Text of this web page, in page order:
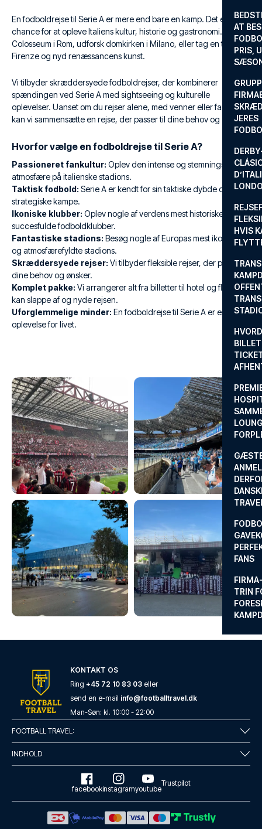
AT
PRIS,
JERES
HVIS
FANS
TRIN
En fodboldrejse til Serie A er mere end bare en kamp. Det er en
chance for at opleve Italiens kultur, historie og gastronomi. Besøg
Colosseum i Rom, udforsk domkirken i Milano, eller tag en tur til
Firenze og nyd renæssancens kunst.
Vi tilbyder skræddersyede fodboldrejser, der kombinerer
spændingen ved Serie A med sightseeing og kulturelle
oplevelser. Uanset om du rejser alene, med venner eller familie,
kan vi sammensætte en rejse, der passer til dine behov og ønsker.
Hvorfor vælge en fodboldrejse til Serie A?
Passioneret fankultur: Oplev den intense og stemningsfyldte
atmosfære på italienske stadions.
Taktisk fodbold: Serie A er kendt for sin taktiske dybde og
strategiske kampe.
Ikoniske klubber: Oplev nogle af verdens mest historiske og
succesfulde fodboldklubber.
Fantastiske stadions: Besøg nogle af Europas mest ikoniske
og atmosfærefyldte stadions.
Skræddersyede rejser: Vi tilbyder fleksible rejser, der passer til
dine behov og ønsker.
Komplet pakke: Vi arrangerer alt fra billetter til hotel og fly, så du
kan slappe af og nyde rejsen.
Uforglemmelige minder: En fodboldrejse til Serie A er en
oplevelse for livet.
KONTAKT OS
Ring +45 72 10 83 03 eller
send en e-mail info@footballtravel.dk
Man-Søn: kl. 10:00 - 22:00
FOOTBALL TRAVEL:
INDHOLD
facebookinstagramyoutube
Trustpilot